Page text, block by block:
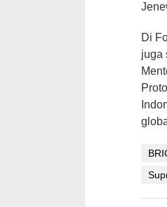
Di
juga